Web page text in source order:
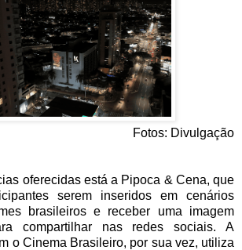
Divulgação
oferecidas está a Pipoca & Cena, que
serem inseridos em cenários
brasileiros e receber uma imagem
compartilhar nas redes sociais. A
o Cinema Brasileiro, por sua vez, utiliza